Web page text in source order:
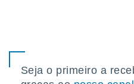
para
Seja o primeiro a